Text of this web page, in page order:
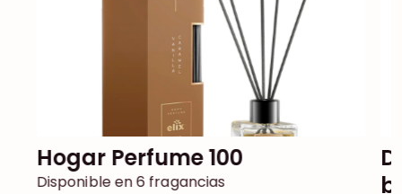
Hogar Perfume 100
Disponible en 6 fragancias
Difusor de juncos DECOR con